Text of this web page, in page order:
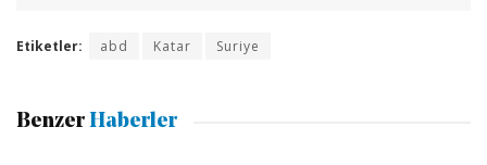
Etiketler: abd Katar Suriye
Benzer Haberler